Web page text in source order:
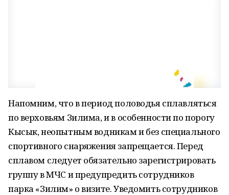
Напомним, что в период половодья сплавляться
по верховьям Зилима, и в особенности по порогу
Кысык, неопытным водникам и без специального
спортивного снаряжения запрещается. Перед
сплавом следует обязательно зарегистрировать
группу в МЧС и предупредить сотрудников
парка «Зилим» о визите. Уведомить сотрудников